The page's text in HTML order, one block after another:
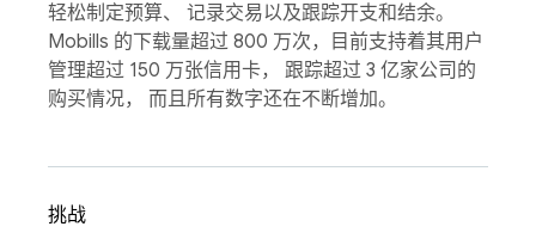
轻松制定预算、 记录交易以及跟踪开支和结余。
Mobills 的下载量超过 800 万次，目前支持着其用户
管理超过 150 万张信用卡， 跟踪超过 3 亿家公司的
购买情况， 而且所有数字还在不断增加。
挑战